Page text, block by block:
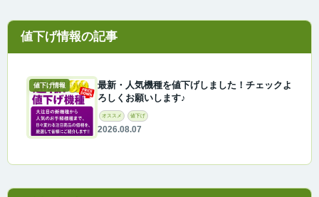
値下げ情報
最新・人気機種を値下げしました！チェックよ
ろしくお願いします♪
オススメ 値下げ
2026.08.07